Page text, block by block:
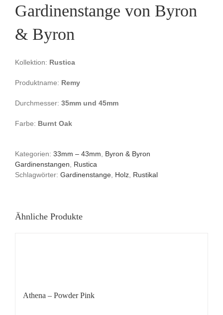
Gardinenstange von Byron
& Byron
Kollektion: Rustica
Produktname: Remy
Durchmesser: 35mm und 45mm
Farbe: Burnt Oak
Kategorien: 33mm – 43mm
Byron & Byron
Gardinenstangen
Rustica
Schlagwörter: Gardinenstange Holz Rustikal
Ähnliche Produkte
Athena – Powder Pink